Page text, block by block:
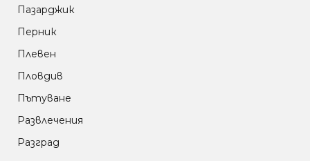
Пазарджик
Перник
Плевен
Пловдив
Пътуване
Развлечения
Разград